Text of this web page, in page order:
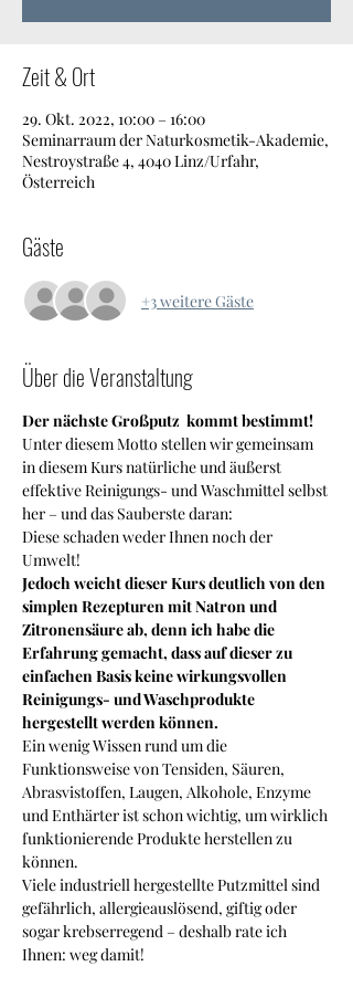
Zeit & Ort
29. Okt. 2022, 10:00 – 16:00
Seminarraum der Naturkosmetik-Akademie,
Nestroystraße 4, 4040 Linz/Urfahr,
Österreich
Gäste
+3 weitere Gäste
Über die Veranstaltung
Der nächste Großputz  kommt bestimmt!
Unter diesem Motto stellen wir gemeinsam
in diesem Kurs natürliche und äußerst
effektive Reinigungs- und Waschmittel selbst
her – und das Sauberste daran:
Diese schaden weder Ihnen noch der
Umwelt!
Jedoch weicht dieser Kurs deutlich von den
simplen Rezepturen mit Natron und
Zitronensäure ab, denn ich habe die
Erfahrung gemacht, dass auf dieser zu
einfachen Basis keine wirkungsvollen
Reinigungs- und Waschprodukte
hergestellt werden können.
Ein wenig Wissen rund um die
Funktionsweise von Tensiden, Säuren,
Abrasvistoffen, Laugen, Alkohole, Enzyme
und Enthärter ist schon wichtig, um wirklich
funktionierende Produkte herstellen zu
können.
Viele industriell hergestellte Putzmittel sind
gefährlich, allergieauslösend, giftig oder
sogar krebserregend – deshalb rate ich
Ihnen: weg damit!